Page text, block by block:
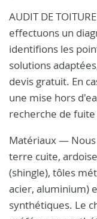
AUDIT DE
effectuons un
identifions les
solutions
devis gratuit. En
une mise hors
recherche de
Matériaux — Nous
terre cuite,
(shingle), tôles
acier, aluminium)
synthétiques. Le